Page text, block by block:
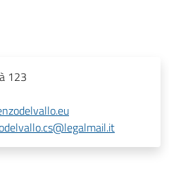
123